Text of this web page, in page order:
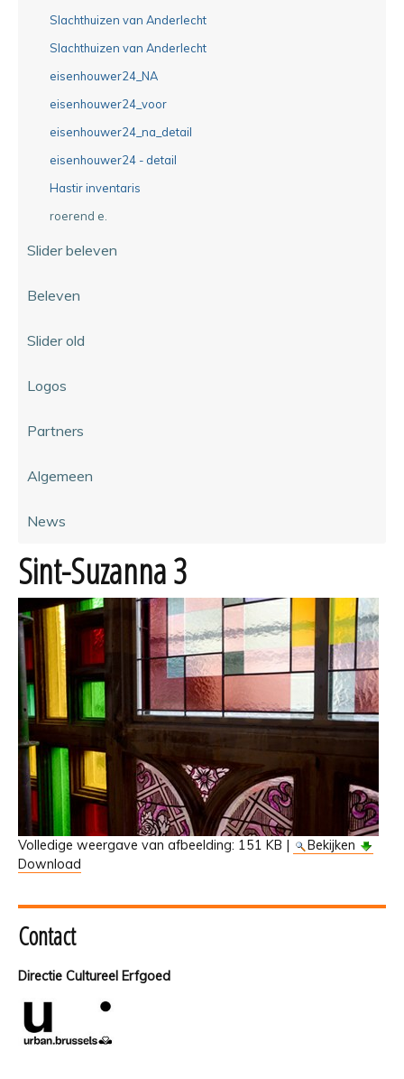
Slachthuizen van Anderlecht
Slachthuizen van Anderlecht
eisenhouwer24_NA
eisenhouwer24_voor
eisenhouwer24_na_detail
eisenhouwer24 - detail
Hastir inventaris
roerend e.
Slider beleven
Beleven
Slider old
Logos
Partners
Algemeen
News
Sint-Suzanna 3
Volledige weergave van afbeelding: 151 KB |
Bekijken
Download
Contact
Directie Cultureel Erfgoed